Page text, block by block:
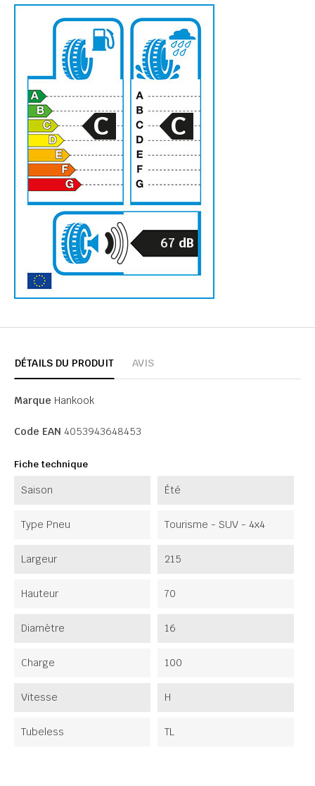
C C
67 dB
DÉTAILS DU PRODUIT AVIS
Marque Hankook
Code EAN 4053943648453
Fiche technique
Saison Été
Type Pneu Tourisme - SUV - 4x4
Largeur 215
Hauteur 70
Diamètre 16
Charge 100
Vitesse H
Tubeless TL